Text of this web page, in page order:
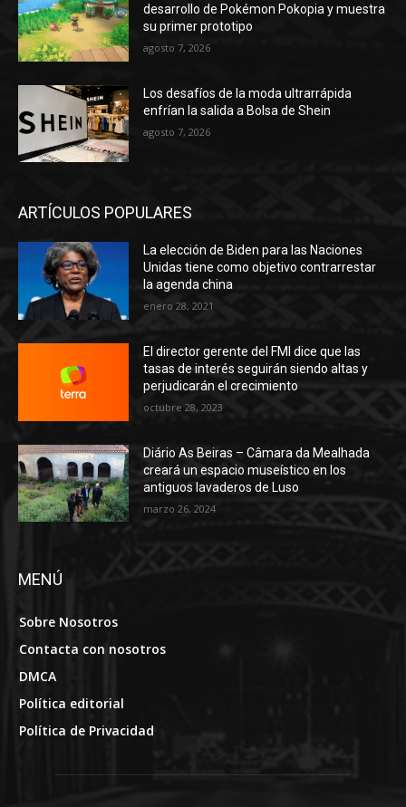
desarrollo de Pokémon Pokopia y muestra
su primer prototipo
agosto 7, 2026
Los desafíos de la moda ultrarrápida
enfrían la salida a Bolsa de Shein
agosto 7, 2026
ARTÍCULOS POPULARES
La elección de Biden para las Naciones
Unidas tiene como objetivo contrarrestar
la agenda china
enero 28, 2021
El director gerente del FMI dice que las
tasas de interés seguirán siendo altas y
perjudicarán el crecimiento
octubre 28, 2023
Diário As Beiras – Câmara da Mealhada
creará un espacio museístico en los
antiguos lavaderos de Luso
marzo 26, 2024
MENÚ
Sobre Nosotros
Contacta con nosotros
DMCA
Política editorial
Política de Privacidad